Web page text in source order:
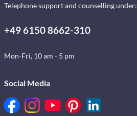
Telephone support and counselling under:
+49 6150 8662-310
Mon-Fri, 10 am - 5 pm
Social Media